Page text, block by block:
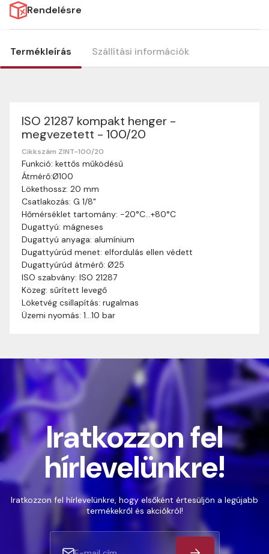
Rendelésre
Termékleírás Szállítási információk
ISO 21287 kompakt henger -
megvezetett - 100/20
Cikkszám ZINT-100/20
Funkció: kettős működésű
Átmérő:Ø100
Lökethossz: 20 mm
Csatlakozás: G 1/8"
Hőmérséklet tartomány: -20°C…+80°C
Dugattyú: mágneses
Dugattyú anyaga: alumínium
Dugattyúrúd menet: elfordulás ellen védett
Dugattyúrúd átmérő: Ø25
ISO szabvány: ISO 21287
Közeg: sűrített levegő
Löketvég csillapítás: rugalmas
Üzemi nyomás: 1…10 bar
Szállítási információk
Nagyon köszönjük, hogy webshopunkat választottátok
vásárlásaitokhoz. Az alábbiakban megtaláljátok szállítási
információinkat, hogy a vásárlásotok gördülékenyen és
zökkenőmentesen történhessen.
Szállítási idő:
munkanapon belül kézbesítjük. Amennyiben
valamilyen okból kifolyólag a szállítás hosszabb
ideig tart, előre értesítünk benneteket.
Szállítási díj: A szállítási díj függ a termék súlyától
és a szállítási cím távolságától. A pontos szállítási
díjat a vásárlás folyamata során megtekinthetitek,
mielőtt a rendelést véglegesítitek.
Iratkozzon fel
hírlevelünkre!
Iratkozzon fel hírlevelünkre, hogy elsőként értesüljön a legújabb
termékekről és akciókról!